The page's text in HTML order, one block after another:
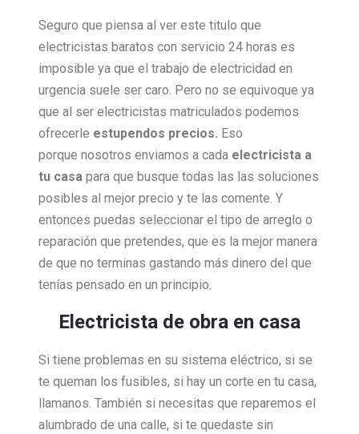
Seguro que piensa al ver este titulo que
electricistas baratos con servicio 24 horas es
imposible ya que el trabajo de electricidad en
urgencia suele ser caro. Pero no se equivoque ya
que al ser electricistas matriculados podemos
ofrecerle estupendos precios. Eso
porque nosotros enviamos a cada electricista a
tu casa para que busque todas las las soluciones
posibles al mejor precio y te las comente. Y
entonces puedas seleccionar el tipo de arreglo o
reparación que pretendes, que es la mejor manera
de que no terminas gastando más dinero del que
tenías pensado en un principio.
Electricista de obra en casa
Si tiene problemas en su sistema eléctrico, si se
te queman los fusibles, si hay un corte en tu casa,
llamanos. También si necesitas que reparemos el
alumbrado de una calle, si te quedaste sin